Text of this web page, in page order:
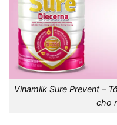
Vinamilk Sure Prevent –
cho